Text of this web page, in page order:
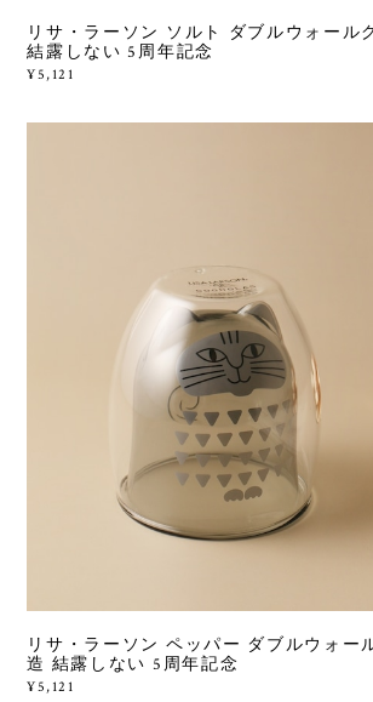
リサ・ラーソン ソルト ダブルウォール
結露しない 5周年記念
¥5,121
リサ・ラーソン ペッパー ダブルウォー
造 結露しない 5周年記念
¥5,121